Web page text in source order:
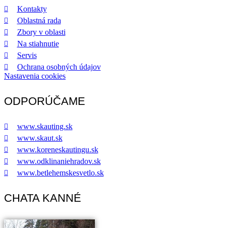
Kontakty
Oblastná rada
Zbory v oblasti
Na stiahnutie
Servis
Ochrana osobných údajov
Nastavenia cookies
ODPORÚČAME
www.skauting.sk
www.skaut.sk
www.koreneskautingu.sk
www.odklinaniehradov.sk
www.betlehemskesvetlo.sk
CHATA KANNÉ